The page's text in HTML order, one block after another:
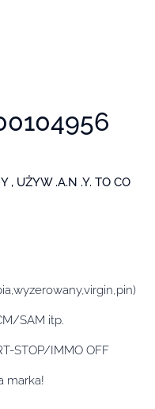
, UŻYW .A.N .Y. TO CO
SAM itp.
STOP/IMMO OFF
marka!